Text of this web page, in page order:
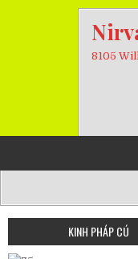
8105
KINH PHÁP CÚ